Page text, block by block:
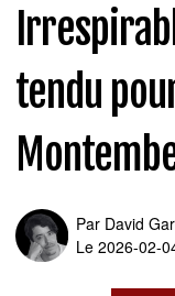
tendu
Par David
Le 2026-02-